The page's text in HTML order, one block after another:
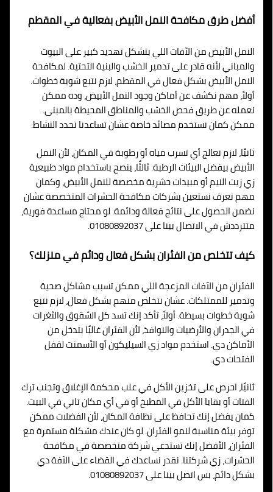
أفضل طرق مكافحة النمل الأبيض بفعالية في المقطم
النمل الأبيض من الآفات اللي بتشكل تهديد كبير على البيوت
والمباني لأنه قادر على تدمير الخشب والبنية التحتية. لمكافحة
النمل الأبيض بشكل فعال في المقطم، لازم نتبع شوية خطوات.
أولاً، مهم نكشف عن أماكن وجود النمل الأبيض، وده ممكن
نعمله عن طريق فحص الخشب والمناطق المحيطة بالمبنى.
ممكن كمان نستخدم مصائد خاصة عشان تساعدنا نحدد النشاط.
ثانيًا، لازم نعالج أي تسرب مياه أو رطوبة في المكان، لأن النمل
الأبيض بيفضل البيئات الرطبة. ثالثًا، ينصح باستخدام مواد طبيعية
زي زيت النيم أو مبيدات حشرية مخصصة للنمل الأبيض، وكمان
مهم نعرف نستعين بشركات مكافحة الحشرات المتخصصة عشان
نضمن الحصول على نتائج فعالة ودائمة. لو محتاج مساعدة فورية،
متترددش في الاتصال بينا على 01080892037.
كيف تتخلص من الفئران بشكل فعال ودائم في منزلك؟
الفئران من الآفات المزعجة اللي ممكن تسبب مشاكل صحية
وتدمير للممتلكات. عشان نتخلص منهم بشكل فعال، لازم نتبع
شوية خطوات بسيطة. أولاً، تأكد إنك تسد كل الشقوق والثغرات
في الجدران والأرضيات والنوافذ، لأن الفئران غالبًا بتدخل من
الأماكن دي. استخدم مواد زي السيليكون أو الأسمنت لقفل
الفتحات دي.
ثانيًا، احرص على تخزين الأكل في علب محكمة الإغلاق وتجنب ترك
الفتات أو بقايا الأكل في المطبخ أو في أي مكان تاني في البيت.
كمان يفضل إنك تحافظ على نظافة المكان، لأن الفضلات ممكن
توفر بيئة مناسبة لنمو الفئران. لو كان عندك مشكلة مستمرة مع
الفئران، الأفضل إنك تستدعي شركة متخصصة في مكافحة
الحشرات، زي شركتنا. نقدر نساعدك في القضاء على الآفة دي
بشكل دائم، بس اتصل بينا على 01080892037.